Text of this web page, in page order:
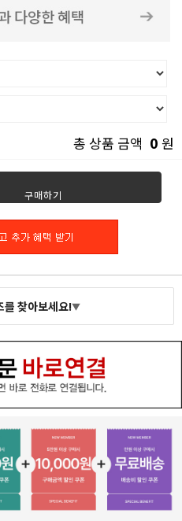
총 상품 금액 0 원
구매하기
를 찾아보세요!▼